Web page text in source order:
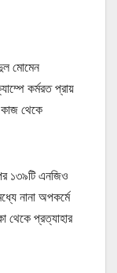
মোমেন
কর্মরত প্রায়
থেকে
১৩৯টি এনজিও
নানা অপকর্মে
থেকে প্রত্যাহার